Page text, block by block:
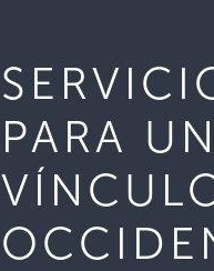
PARA